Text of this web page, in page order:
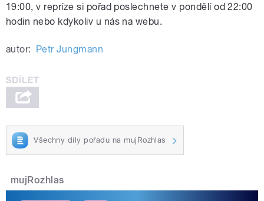
19:00, v repríze si pořad poslechnete v pondělí od 22:00
hodin nebo kdykoliv u nás na webu.
autor: Petr Jungmann
Všechny díly pořadu na mujRozhlas
mujRozhlas